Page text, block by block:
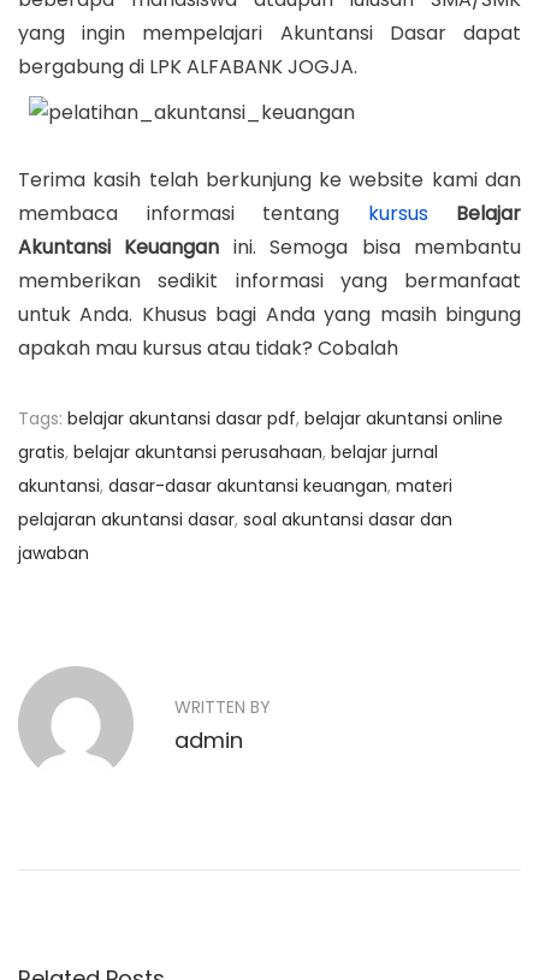
yang ingin mempelajari Akuntansi Dasar dapat
bergabung di LPK ALFABANK JOGJA.
Terima kasih telah berkunjung ke website kami dan
membaca informasi tentang kursus
Belajar
Akuntansi Keuangan ini. Semoga bisa membantu
memberikan sedikit informasi yang bermanfaat
untuk Anda. Khusus bagi Anda yang masih bingung
apakah mau kursus atau tidak? Cobalah
Tags: belajar akuntansi dasar pdf, belajar akuntansi online
gratis, belajar akuntansi perusahaan, belajar jurnal
akuntansi, dasar-dasar akuntansi keuangan, materi
pelajaran akuntansi dasar, soal akuntansi dasar dan
jawaban
v
i
i
o
u
s
WRITTEN BY
admin